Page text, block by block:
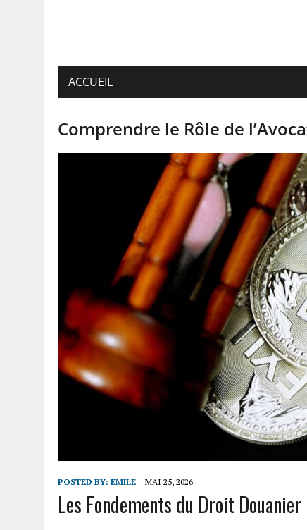
ACCUEIL
Comprendre le Rôle de
POSTED BY: EMILE MAI 25, 2026
Les Fondements du Droit Douanier